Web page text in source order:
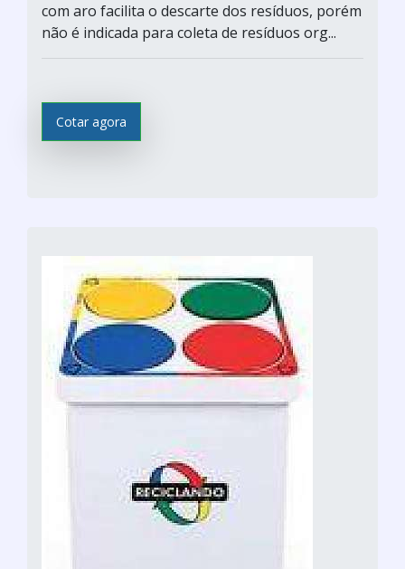
com aro facilita o descarte dos resíduos, porém
não é indicada para coleta de resíduos org...
Cotar agora